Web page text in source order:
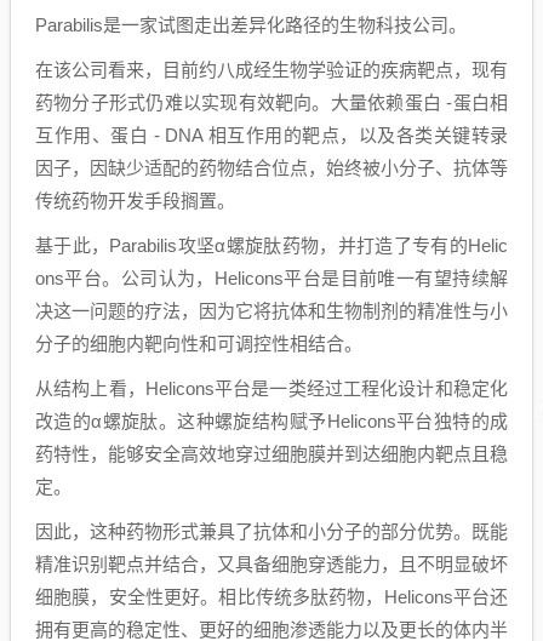
Parabilis是一家试图走出差异化路径的生物科技公司。
在该公司看来，目前约八成经生物学验证的疾病靶点，现有
药物分子形式仍难以实现有效靶向。大量依赖蛋白 -蛋白相
互作用、蛋白 - DNA 相互作用的靶点，以及各类关键转录
因子，因缺少适配的药物结合位点，始终被小分子、抗体等
传统药物开发手段搁置。
基于此，Parabilis攻坚α螺旋肽药物，并打造了专有的Helic
ons平台。公司认为，Helicons平台是目前唯一有望持续解
决这一问题的疗法，因为它将抗体和生物制剂的精准性与小
分子的细胞内靶向性和可调控性相结合。
从结构上看，Helicons平台是一类经过工程化设计和稳定化
改造的α螺旋肽。这种螺旋结构赋予Helicons平台独特的成
药特性，能够安全高效地穿过细胞膜并到达细胞内靶点且稳
定。
因此，这种药物形式兼具了抗体和小分子的部分优势。既能
精准识别靶点并结合，又具备细胞穿透能力，且不明显破坏
细胞膜，安全性更好。相比传统多肽药物，Helicons平台还
拥有更高的稳定性、更好的细胞渗透能力以及更长的体内半